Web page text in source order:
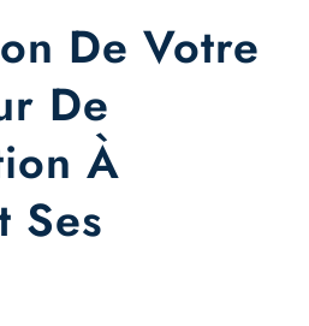
De Votre
De
À
Ses